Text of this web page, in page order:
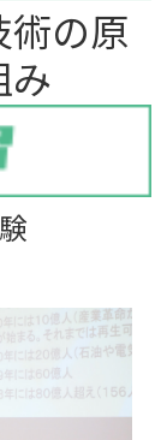
術の原
み